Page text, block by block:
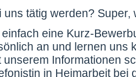
uns tätig werden?
eine Kurz-
an und lernen uns
unserem Informationen
in Heimarbeit